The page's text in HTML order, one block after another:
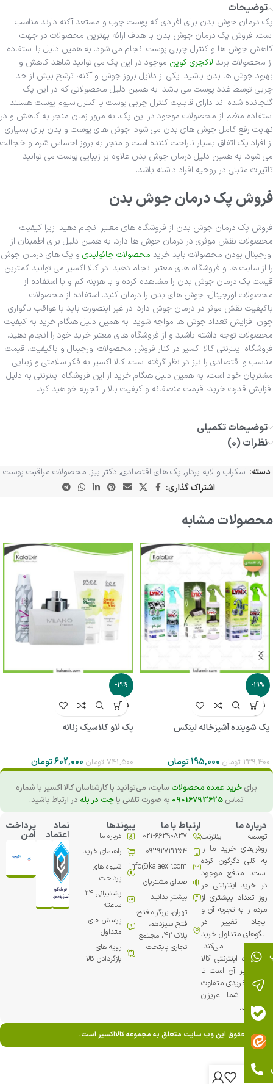
توضیحات
پک درمان جوش بدن برای افرادی که پوست چرب و مستعد آکنه دارند مناسب
است. فروش پک درمان جوش بدن با هدف ارائه بهترین محصولات در جهت
کاهش جوش ها و کنترل چربی پوست انجام می شود. به همین دلیل با استفاده
از محصولات برند لاکچری کوین موجود در این پک می توانید شاهد کاهش و
بهبود جوش ها بدن باشید. یکی از دلایل بروز جوش و آکنه، ترشح بیش از حد
چربی توسط غدد پوست می باشد. به همین دلیل محصولاتی که در این پک
گنجانده شده اند دارای قابلیت کنترل چربی پوست یا کنترل سبوم پوست هستند.
استفاده منظم از محصولات موجود در این پک، به مرور زمان منجر به کاهش و در
نهایت رفع کامل جوش های بدن می شود. جوش های پوست و بدن برای بسیاری
از افراد یک اتفاق بسیار ناراحت کننده است و منجر به بروز احساس شرم و خجالت
می شود. به همین دلیل درمان جوش بدن علاوه بر زیبایی پوست می توانید
تاثیرات مثبتی در روحیه افراد داشته باشد.
فروش پک درمان جوش بدن
فروش پک درمان جوش بدن از فروشگاه های معتبر انجام دهید. زیرا کیفیت
محصولات نقش موثری در درمان جوش ها دارد. به همین دلیل برای اطمینان از
اورجینال بودن محصولات باید خرید محصولات چائولیدی و پک های درمان جوش
را از سایت ها و فروشگاه های معتبر انجام دهید. در کالا اکسیر می توانید کمترین
قیمت پک درمان جوش بدن را مشاهده کرده و با هزینه کم و با استفاده از
محصولات اورجینال، جوش های بدن را درمان کنید. استفاده از محصولات
باکیفیت نقش موثر در درمان جوش دارد. در غیر اینصورت باید با عواقب ناگواری
چون افزایش تعداد جوش ها مواجه شوید. به همین دلیل هنگام خرید به کیفیت
محصولات توجه داشته باشید و از فروشگاه های معتبر خرید خود را انجام دهید.
فروشگاه اینترنتی کالا اکسیر در کنار فروش محصولات اورجینال و باکیفیت، قیمت
مناسب و اقتصادی را نیز در نظر گرفته است. کالا اکسیر به فکر سلامتی و زیبایی
مشتریان خود است، به همین دلیل هنگام خرید از این فروشگاه اینترنتی به دلیل
افزایش قدرت خرید، قیمت منصفانه و کیفیت بالا را تجربه خواهید کرد.
توضیحات تکمیلی
نظرات (0)
دسته: اسکراب و لایه بردار, پک های اقتصادی, دکتر بیز, محصولات مراقبت پوست
اشتراک گذاری:
محصولات مشابه
-19%
ناموجو
د
پک شوینده آشپزخانه لینکس
239,400 تومان 195,000تومان
-19%
ناموجو
د
پک لاو کلاسیک زنانه
741,500 تومان 602,000تومان
برای خرید عمده محصولات سایت، می‌توانید با کارشناسان کالا اکسیر با شماره
تماس 09016793625 به صورت تلفنی یاچت در بله در ارتباط باشید.
درباره ما
توسعه اینترنت
روش‌های خرید ما را
به کلی دگرگون کرده
است. منافع موجود
در خرید اینترنتی هر
روز تعداد بیشتری از
مردم را به تجربه آن و
ایجاد تغییر در
الگوهای متداول خرید
ترغیب می‏‌کند.
فروشگاه اینترنتی کالا
اکسیر بر آن است تا
تجربه خریدی متفاوت
را برای شما عزیزان
خلق کند.
ارتباط با ما
021-66390837
09392721254
info@kalaexir.com
صدای مشتریان
بیشتر بدانید
تهران، بزرگراه فتح،
فتح سیزدهم،
پلاک 42، مجتمع
تجاري پایتخت
پیوندها
درباره ما
راهنمای خرید
شیوه های
پرداخت
پشتیبانی 24
ساعته
پرسش های
متداول
رویه های
بازگردادن کالا
نماد
اعتماد
پرداخت
امن
تمامی حقوق این وب سایت متعلق به مجموعه کالااکسیر است.